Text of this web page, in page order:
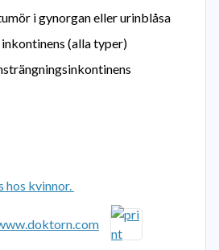
i gynorgan eller urinblåsa
(alla typer)
hos kvinnor.